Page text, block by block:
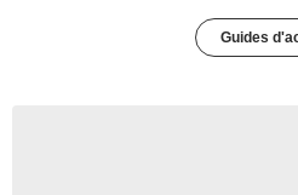
Guides